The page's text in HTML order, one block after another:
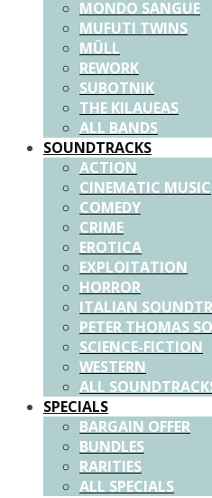
MONDO SANGUE
MUFUTI TWINS
MÜLL
REWORK
SUBOTNIK
THE KILAUEAS
ALL BANDS
SOUNDTRACKS
ACTION
CINEMATIC MUSIC
COMEDY
CRIME
EROTICA
EXPLOITATION
HORROR
ITALIAN
PETER THOMAS
SCIENCE-FICTION
WESTERN
ALL
SPECIALS
BARGAIN OFFER
BUNDLES
RARITIES
ALL SPECIALS